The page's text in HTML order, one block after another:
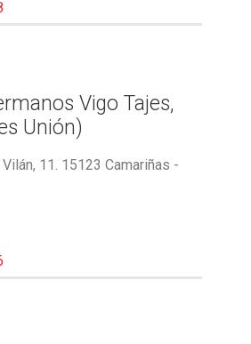
Vigo Tajes,
Unión)
Vilán, 11. 15123 Camariñas -